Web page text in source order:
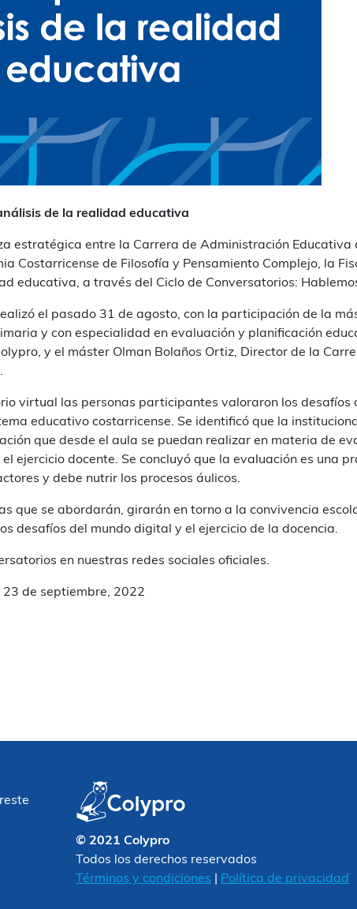
de la realidad educativa
estratégica entre la Carrera de Administración Educativa
Costarricense de Filosofía y Pensamiento Complejo, la
educativa, a través del Ciclo de Conversatorios:
el pasado 31 de agosto, con la participación de la
y con especialidad en evaluación y planificación
y el máster Olman Bolaños Ortiz, Director de la
virtual las personas participantes valoraron los desafíos
educativo costarricense. Se identificó que la
que desde el aula se puedan realizar en materia de
ejercicio docente. Se concluyó que la evaluación es una
y debe nutrir los procesos áulicos.
que se abordarán, girarán en torno a la convivencia
desafíos del mundo digital y el ejercicio de la docencia.
en nuestras redes sociales oficiales.
23 de septiembre, 2022
© 2021 Colypro
Todos los derechos reservados
Términos y condiciones
Política de privacidad